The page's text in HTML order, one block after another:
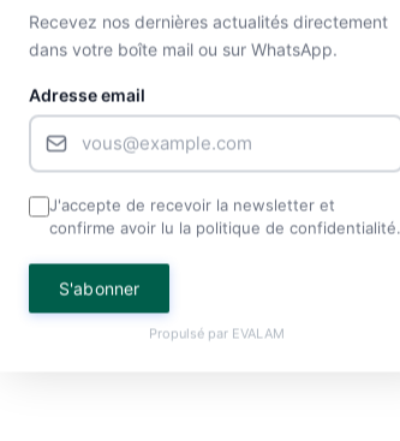
Recevez nos dernières actualités directement
dans votre boîte mail ou sur WhatsApp.
Adresse email
J'accepte de recevoir la newsletter et
confirme avoir lu la politique de confidentialité.
S'abonner
Propulsé par EVALAM